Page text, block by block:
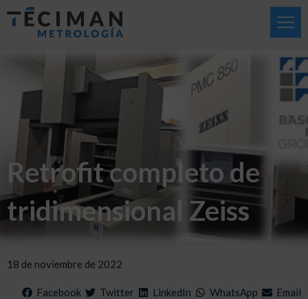
Retrofit completo de
tridimensional Zeiss
18 de noviembre de 2022
Facebook Twitter LinkedIn WhatsApp Email